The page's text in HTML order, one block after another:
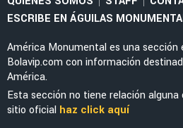
MERCADO
El enorme esfuerzo que